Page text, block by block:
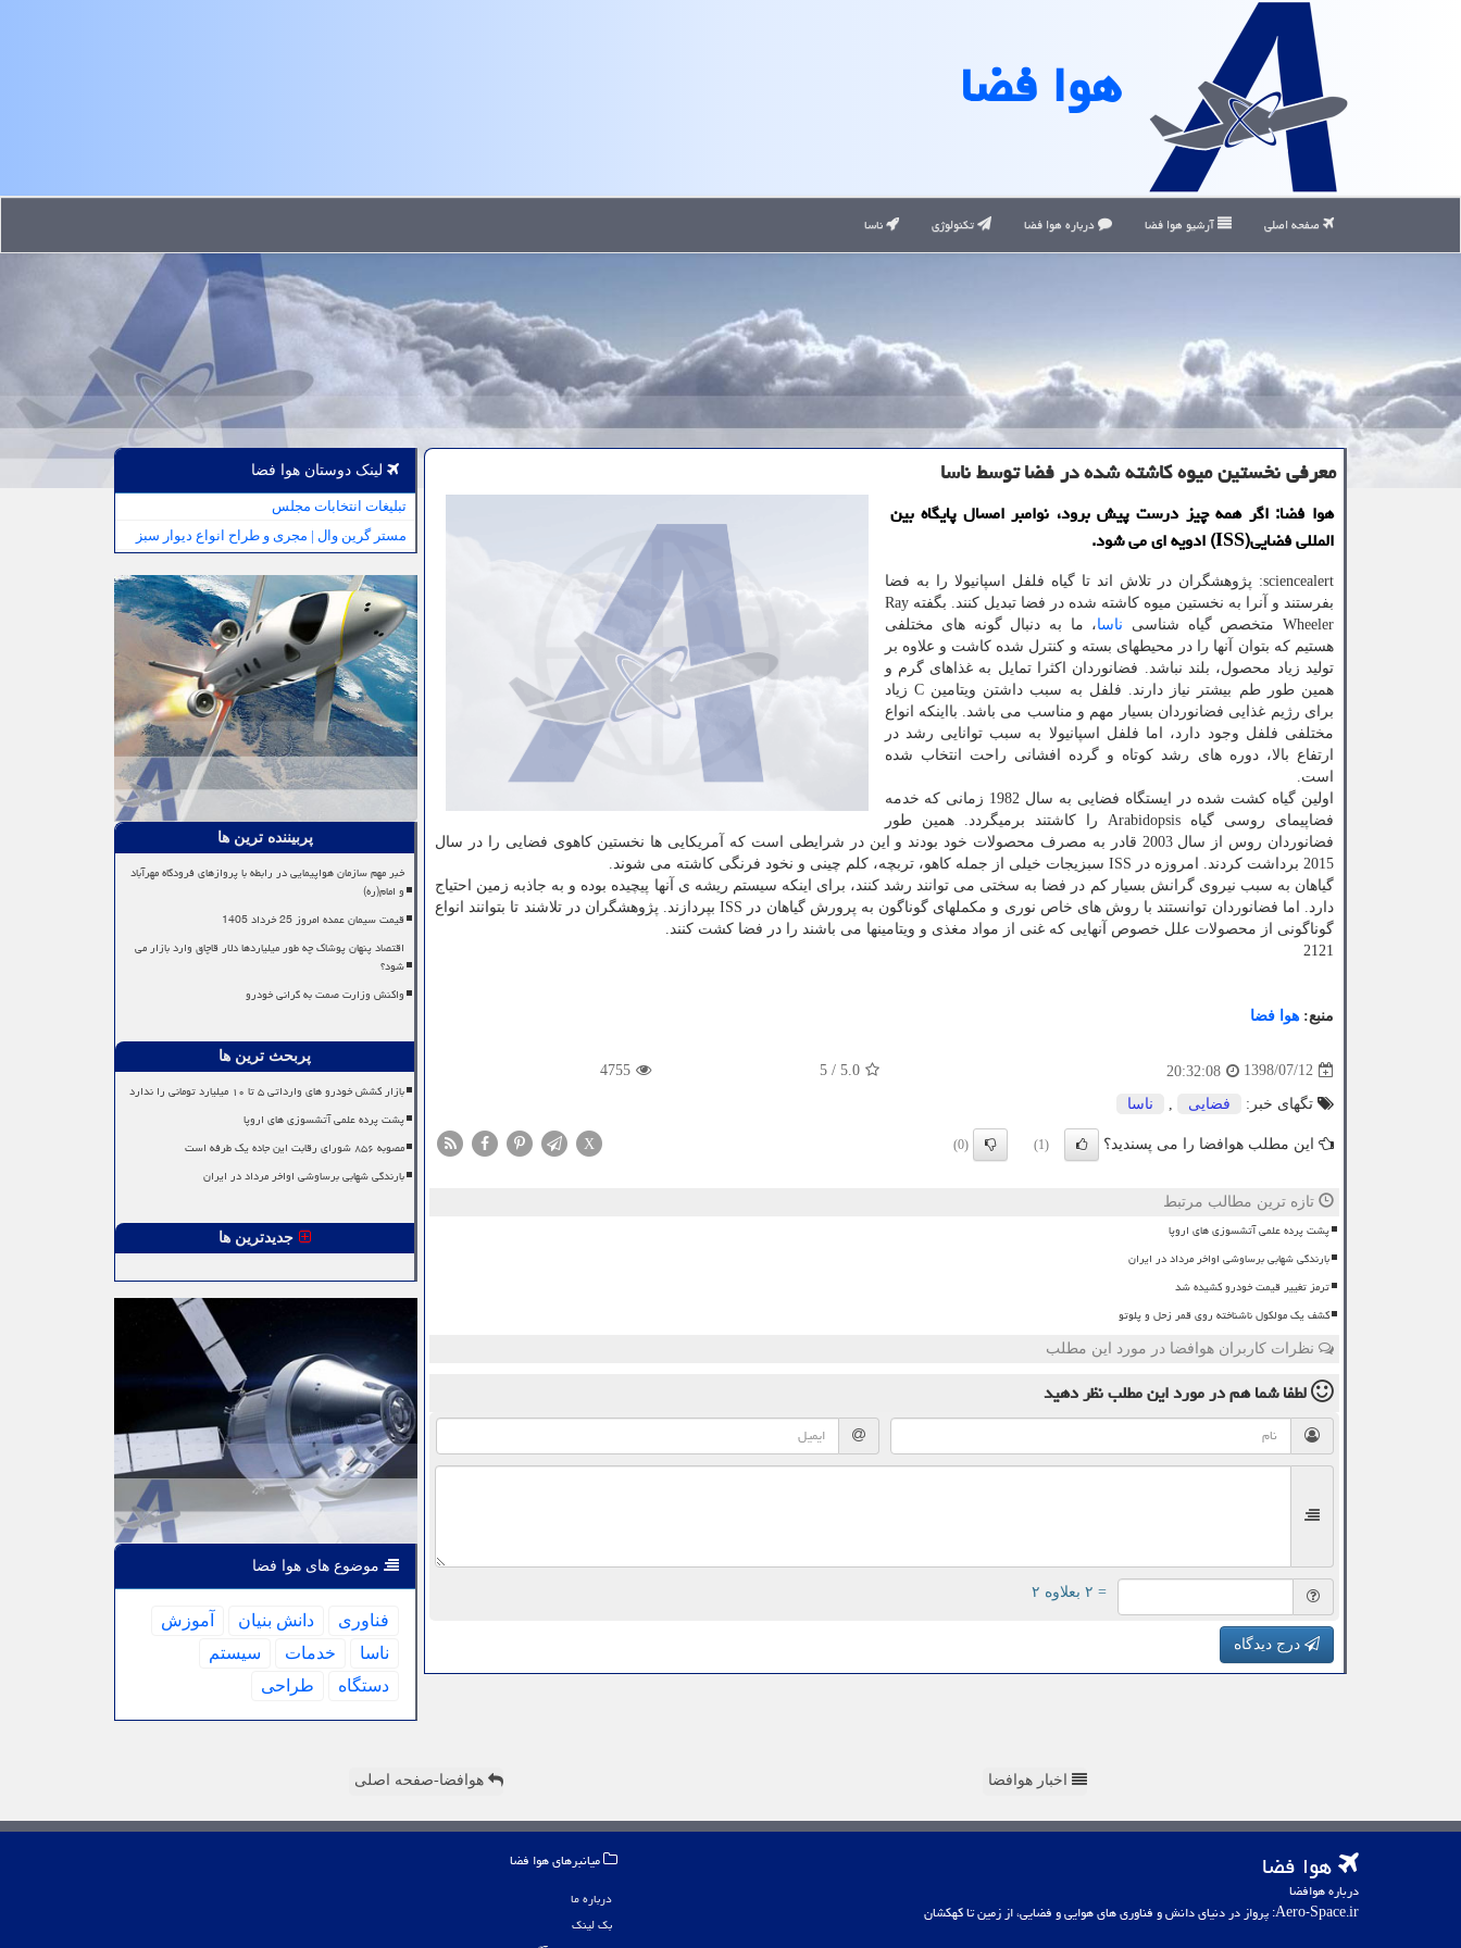
هوا فضا
صفحه اصلی آرشیو هوا فضا درباره هوا فضا تکنولوژی ناسا
معرفی نخستین میوه كاشته شده در فضا توسط ناسا
هوا فضا: اگر همه چیز درست پیش برود، نوامبر امسال پایگاه بین
المللی فضایی(ISS) ادویه ای می شود.
sciencealert: پژوهشگران در تلاش اند تا گیاه فلفل اسپانیولا را به فضا
بفرستند و آنرا به نخستین میوه كاشته شده در فضا تبدیل كنند. بگفته Ray
Wheeler متخصص گیاه شناسی
ناسا، ما به دنبال گونه های مختلفی
هستیم كه بتوان آنها را در محیطهای بسته و كنترل شده كاشت و علاوه بر
تولید زیاد محصول، بلند نباشد. فضانوردان اكثرا تمایل به غذاهای گرم و
همین طور طم بیشتر نیاز دارند. فلفل به سبب داشتن ویتامین C زیاد
برای رژیم غذایی فضانوردان بسیار مهم و مناسب می باشد. بااینكه انواع
مختلفی فلفل وجود دارد، اما فلفل اسپانیولا به سبب توانایی رشد در
ارتفاع بالا، دوره های رشد كوتاه و گرده افشانی راحت انتخاب شده
است.
اولین گیاه كشت شده در ایستگاه فضایی به سال 1982 زمانی كه خدمه
فضاپیمای روسی گیاه Arabidopsis را كاشتند برمیگردد. همین طور
فضانوردان روس از سال 2003 قادر به مصرف محصولات خود بودند و این در شرایطی است كه آمریكایی ها نخستین كاهوی فضایی را در سال
2015 برداشت كردند. امروزه در ISS سبزیجات خیلی از جمله كاهو، تربچه، كلم چینی و نخود فرنگی كاشته می شوند.
گیاهان به سبب نیروی گرانش بسیار كم در فضا به سختی می توانند رشد كنند، برای اینكه سیستم ریشه ی آنها پیچیده بوده و به جاذبه زمین احتیاج
دارد. اما فضانوردان توانستند با روش های خاص نوری و مكملهای گوناگون به پرورش گیاهان در ISS بپردازند. پژوهشگران در تلاشند تا بتوانند انواع
گوناگونی از محصولات علل خصوص آنهایی كه غنی از مواد مغذی و ویتامینها می باشند را در فضا كشت كنند.
2121
منبع: هوا فضا
1398/07/12
20:32:08
5.0
/
5
4755
تگهای خبر: فضایی ناسا
این مطلب هوافضا را می پسندید؟ (1)
(0)
X
تازه ترین مطالب مرتبط
پشت پرده علمی آتشسوزی های اروپا
بارندگی شهابی برساوشی اواخر مرداد در ایران
ترمز تغییر قیمت خودرو کشیده شد
کشف یک مولکول ناشناخته روی قمر زحل و پلوتو
نظرات کاربران هوافضا در مورد این مطلب
لطفا شما همدر مورد این مطلبنظر دهید
= ۲ بعلاوه ۲
درج دیدگاه
لینک دوستان هوا فضا
تبلیغات انتخابات مجلس
مستر گرین وال | مجری و طراح انواع دیوار سبز
پربیننده ترین ها
خبر مهم سازمان هواپیمایی در رابطه با پروازهای فرودگاه مهرآباد
و امام(ره)
قیمت سیمان عمده امروز 25 خرداد 1405
اقتصاد پنهان پوشاک چه طور میلیاردها دلار قاچاق وارد بازار می
شود؟
واکنش وزارت صمت به گرانی خودرو
پربحث ترین ها
بازار کشش خودرو های وارداتی ۵ تا ۱۰ میلیارد تومانی را ندارد
پشت پرده علمی آتشسوزی های اروپا
مصوبه ۸۵۶ شورای رقابت این جاده یک طرفه است
بارندگی شهابی برساوشی اواخر مرداد در ایران
جدیدترین ها
موضوع های هوا فضا
فناوری دانش بنیان
آموزش
ناسا
خدمات
سیستم
دستگاه
طراحی
اخبار هوافضا هوافضا-صفحه اصلی
هوا فضا
درباره هوافضا
Aero-Space.ir: پرواز در دنیای دانش و فناوری های هوایی و فضایی، از زمین تا کهکشان
میانبرهای هوا فضا
درباره ما
بک لینک